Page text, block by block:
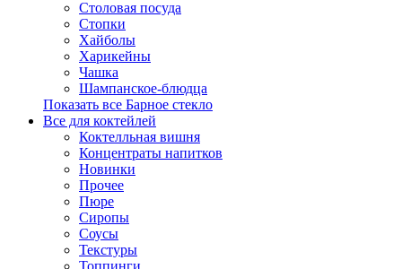
Столовая посуда
Стопки
Хайболы
Харикейны
Чашка
Шампанское-блюдца
Показать все Барное стекло
Все для коктейлей
Коктелльная вишня
Концентраты напитков
Новинки
Прочее
Пюре
Сиропы
Соусы
Текстуры
Топпинги